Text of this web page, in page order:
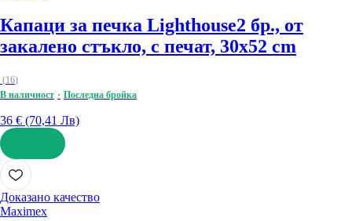
Капаци за печка Lighthouse2 бр., от
закалено стъкло, с печат, 30x52 cm
(16)
В наличност
Последна бройка
36 € (70,41 Лв)
ДОБАВИ
Доказано качество
Maximex